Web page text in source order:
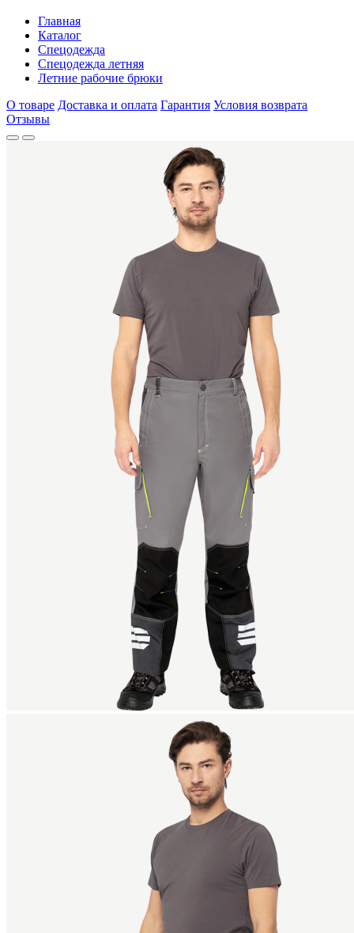
Главная
Каталог
Спецодежда
Спецодежда летняя
Летние рабочие брюки
О товаре Доставка и оплата Гарантия Условия возврата
Отзывы